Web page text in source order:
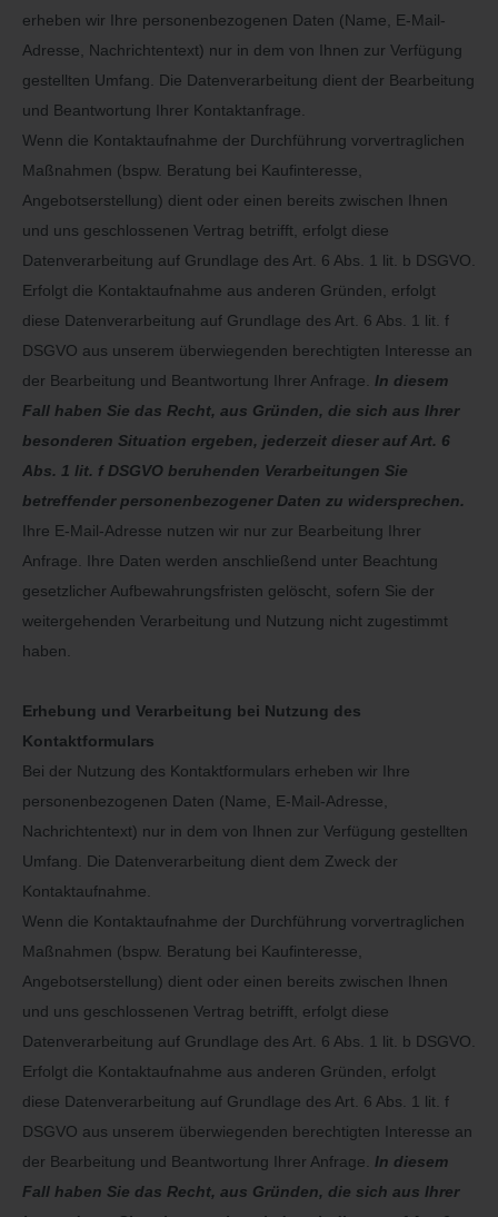
erheben wir Ihre personenbezogenen Daten (Name, E-Mail-
Adresse, Nachrichtentext) nur in dem von Ihnen zur Verfügung
gestellten Umfang. Die Datenverarbeitung dient der Bearbeitung
und Beantwortung Ihrer Kontaktanfrage.
Wenn die Kontaktaufnahme der Durchführung vorvertraglichen
Maßnahmen (bspw. Beratung bei Kaufinteresse,
Angebotserstellung) dient oder einen bereits zwischen Ihnen
und uns geschlossenen Vertrag betrifft, erfolgt diese
Datenverarbeitung auf Grundlage des Art. 6 Abs. 1 lit. b DSGVO.
Erfolgt die Kontaktaufnahme aus anderen Gründen, erfolgt
diese Datenverarbeitung auf Grundlage des Art. 6 Abs. 1 lit. f
DSGVO aus unserem überwiegenden berechtigten Interesse an
der Bearbeitung und Beantwortung Ihrer Anfrage. In diesem
Fall haben Sie das Recht, aus Gründen, die sich aus Ihrer
besonderen Situation ergeben, jederzeit dieser auf Art. 6
Abs. 1 lit. f DSGVO beruhenden Verarbeitungen Sie
betreffender personenbezogener Daten zu widersprechen.
Ihre E-Mail-Adresse nutzen wir nur zur Bearbeitung Ihrer
Anfrage. Ihre Daten werden anschließend unter Beachtung
gesetzlicher Aufbewahrungsfristen gelöscht, sofern Sie der
weitergehenden Verarbeitung und Nutzung nicht zugestimmt
haben.
Erhebung und Verarbeitung bei Nutzung des
Kontaktformulars
Bei der Nutzung des Kontaktformulars erheben wir Ihre
personenbezogenen Daten (Name, E-Mail-Adresse,
Nachrichtentext) nur in dem von Ihnen zur Verfügung gestellten
Umfang. Die Datenverarbeitung dient dem Zweck der
Kontaktaufnahme.
Wenn die Kontaktaufnahme der Durchführung vorvertraglichen
Maßnahmen (bspw. Beratung bei Kaufinteresse,
Angebotserstellung) dient oder einen bereits zwischen Ihnen
und uns geschlossenen Vertrag betrifft, erfolgt diese
Datenverarbeitung auf Grundlage des Art. 6 Abs. 1 lit. b DSGVO.
Erfolgt die Kontaktaufnahme aus anderen Gründen, erfolgt
diese Datenverarbeitung auf Grundlage des Art. 6 Abs. 1 lit. f
DSGVO aus unserem überwiegenden berechtigten Interesse an
der Bearbeitung und Beantwortung Ihrer Anfrage. In diesem
Fall haben Sie das Recht, aus Gründen, die sich aus Ihrer